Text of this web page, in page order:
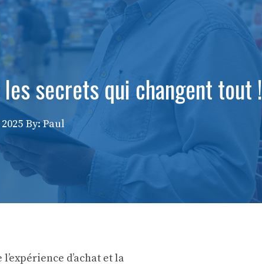
secrets qui changent tout !
By: Paul
d’achat et la